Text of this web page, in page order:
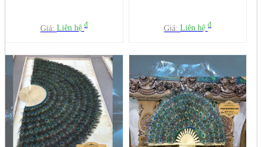
Giá: Liên hệ đ Giá:Liên hệđ